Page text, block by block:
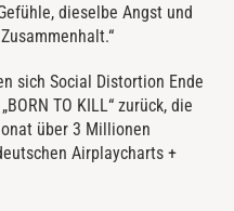
dieselbe Angst und
sich Social Distortion Ende
TO KILL“ zurück, die
über 3 Millionen
Airplaycharts +